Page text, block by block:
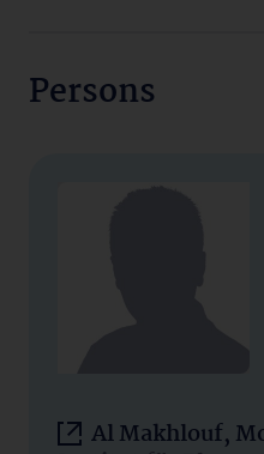
Persons
Al Makhlouf,